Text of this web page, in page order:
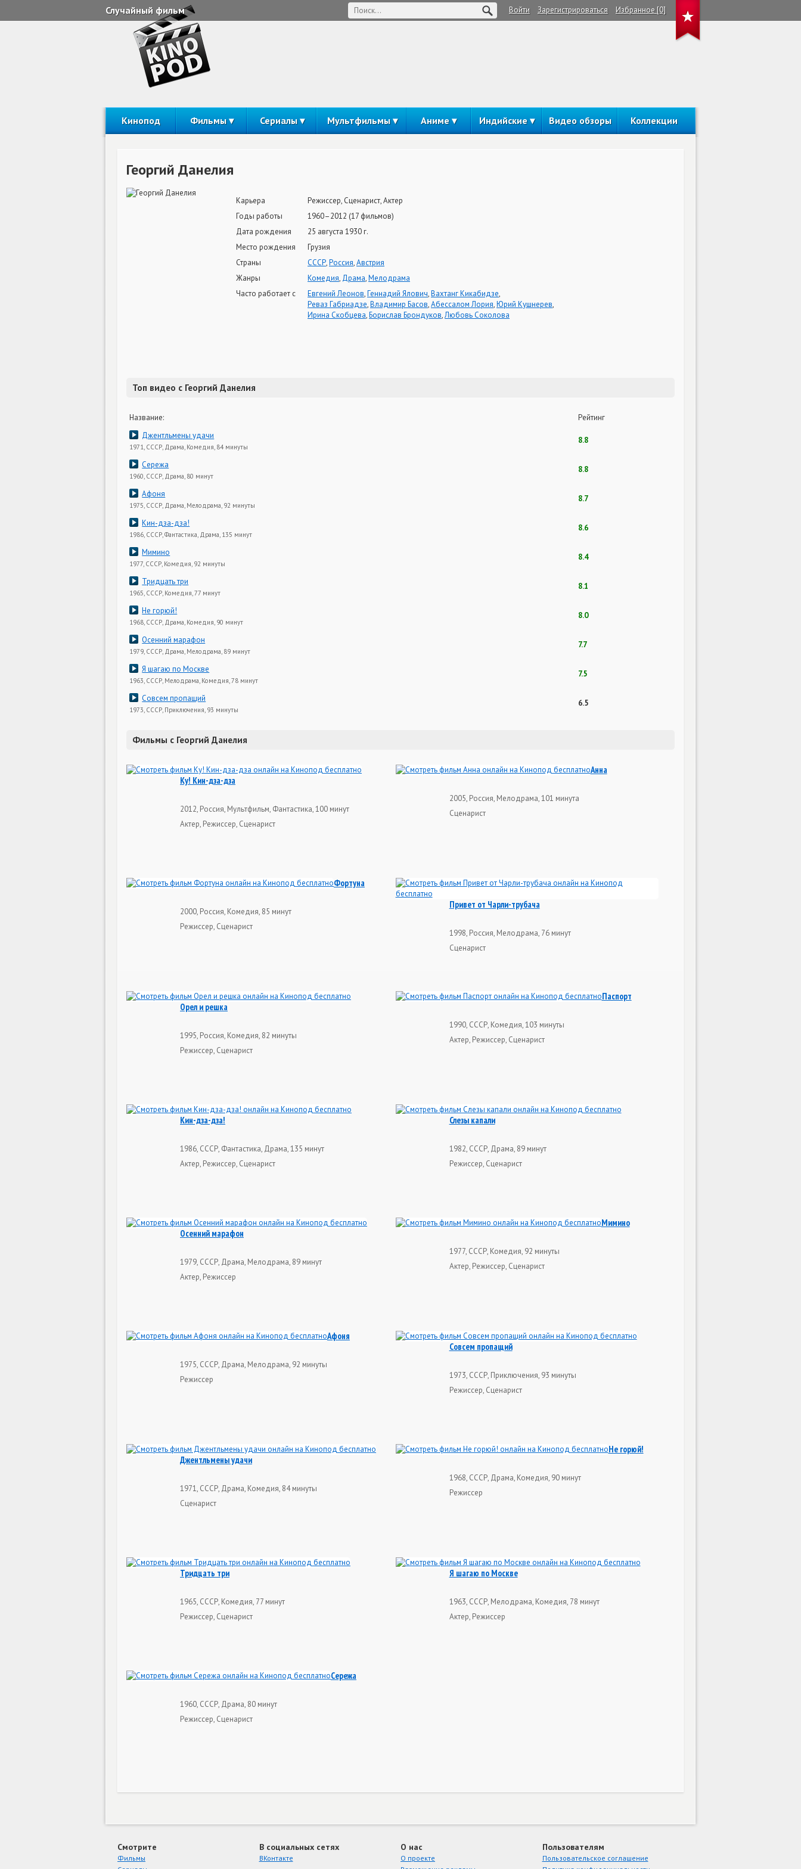
Случайный фильм Войти Зарегистрироваться Избранное [0]
Кинопод Фильмы Сериалы Мультфильмы Аниме Индийские Видео обзоры Коллекции
Георгий Данелия
Карьера
Режиссер, Сценарист, Актер
Годы работы
1960–2012 (17 фильмов)
Дата рождения
25 августа 1930 г.
Место рождения
Грузия
Страны
СССР,Россия,Австрия
Жанры
Комедия, Драма,Мелодрама
Часто работает с
Евгений Леонов,Геннадий Ялович,Вахтанг Кикабидзе,
Реваз Габриадзе,Владимир Басов,Абессалом Лория,Юрий Кушнерев,
Ирина Скобцева,Борислав Брондуков,Любовь Соколова
Топ видео с Георгий Данелия
Название:
Рейтинг
Джентльмены удачи
1971, СССР, Драма, Комедия, 84 минуты
8.8
Сережа
1960, СССР, Драма, 80 минут
8.8
Афоня
1975, СССР, Драма, Мелодрама, 92 минуты
8.7
Кин-дза-дза!
1986, СССР, Фантастика, Драма, 135 минут
8.6
Мимино
1977, СССР, Комедия, 92 минуты
8.4
Тридцать три
1965, СССР, Комедия, 77 минут
8.1
Не горюй!
1968, СССР, Драма, Комедия, 90 минут
8.0
Осенний марафон
1979, СССР, Драма, Мелодрама, 89 минут
7.7
Я шагаю по Москве
1963, СССР, Мелодрама, Комедия, 78 минут
7.5
Совсем пропащий
1973, СССР, Приключения, 93 минуты
6.5
Фильмы с Георгий Данелия
Ку! Кин-дза-дза
2012, Россия, Мультфильм, Фантастика, 100 минут
Актер, Режиссер, Сценарист
Анна
2005, Россия, Мелодрама, 101 минута
Сценарист
Фортуна
2000, Россия, Комедия, 85 минут
Режиссер, Сценарист
Привет от Чарли-трубача
1998, Россия, Мелодрама, 76 минут
Сценарист
Орел и решка
1995, Россия, Комедия, 82 минуты
Режиссер, Сценарист
Паспорт
1990, СССР, Комедия, 103 минуты
Актер, Режиссер, Сценарист
Кин-дза-дза!
1986, СССР, Фантастика, Драма, 135 минут
Актер, Режиссер, Сценарист
Слезы капали
1982, СССР, Драма, 89 минут
Режиссер, Сценарист
Осенний марафон
1979, СССР, Драма, Мелодрама, 89 минут
Актер, Режиссер
Мимино
1977, СССР, Комедия, 92 минуты
Актер, Режиссер, Сценарист
Афоня
1975, СССР, Драма, Мелодрама, 92 минуты
Режиссер
Совсем пропащий
1973, СССР, Приключения, 93 минуты
Режиссер, Сценарист
Джентльмены удачи
1971, СССР, Драма, Комедия, 84 минуты
Сценарист
Не горюй!
1968, СССР, Драма, Комедия, 90 минут
Режиссер
Тридцать три
1965, СССР, Комедия, 77 минут
Режиссер, Сценарист
Я шагаю по Москве
1963, СССР, Мелодрама, Комедия, 78 минут
Актер, Режиссер
Сережа
1960, СССР, Драма, 80 минут
Режиссер, Сценарист
Смотрите
Фильмы
В социальных сетях
ВКонтакте
О нас
О проекте
Пользователям
Пользовательское соглашение